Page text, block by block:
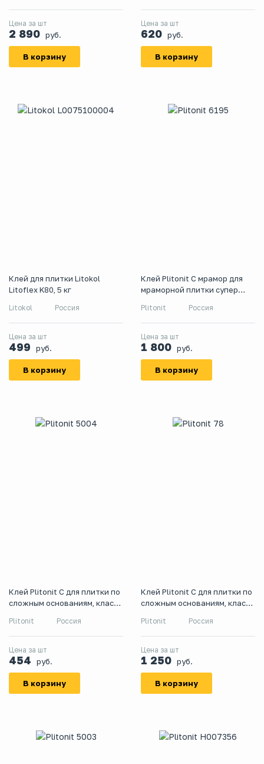
Цена за шт
2 890 руб.
В корзину
Цена за шт
620 руб.
В корзину
Клей для плитки Litokol
Litoflex K80, 5 кг
Litokol Россия
Цена за шт
499 руб.
В корзину
Клей Plitonit С мрамор для
мраморной плитки супер
Plitonit Россия
Цена за шт
1 800 руб.
В корзину
Клей Plitonit С для плитки по
сложным основаниям, класс
Plitonit Россия
Цена за шт
454 руб.
В корзину
Клей Plitonit С для плитки по
сложным основаниям, класс
Plitonit Россия
Цена за шт
1 250 руб.
В корзину